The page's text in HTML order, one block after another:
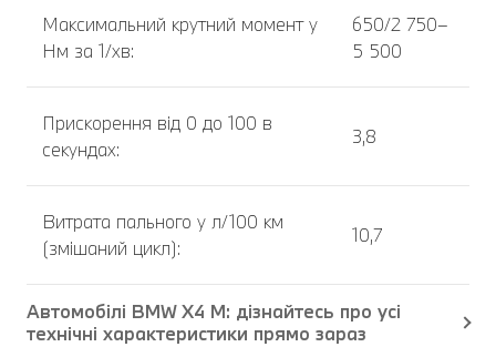
Максимальний крутний момент у
Нм за 1/хв:
650/2 750–
5 500
Прискорення від 0 до 100 в
секундах:
3,8
Витрата пального у л/100 км
(змішаний цикл):
10,7
Автомобілі BMW X4 M: дізнайтесь про усі
технічні характеристики прямо зараз